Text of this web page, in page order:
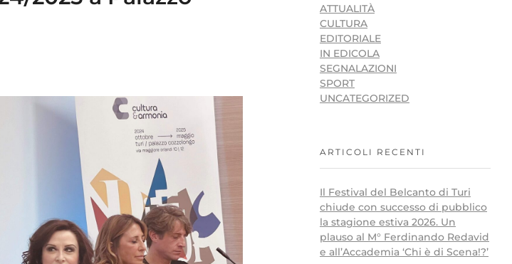
ATTUALITÀ
CULTURA
EDITORIALE
IN EDICOLA
SEGNALAZIONI
SPORT
UNCATEGORIZED
ARTICOLI RECENTI
Il Festival del Belcanto di Turi
chiude con successo di pubblico
la stagione estiva 2026. Un
plauso al M° Ferdinando Redavid
e all’Accademia ‘Chi è di Scena!?’